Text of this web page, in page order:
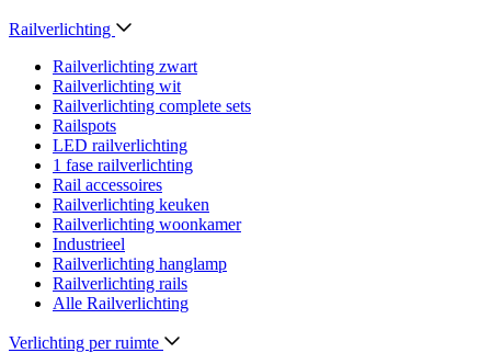
Railverlichting
Railverlichting zwart
Railverlichting wit
Railverlichting complete sets
Railspots
LED railverlichting
1 fase railverlichting
Rail accessoires
Railverlichting keuken
Railverlichting woonkamer
Industrieel
Railverlichting hanglamp
Railverlichting rails
Alle Railverlichting
Verlichting per ruimte